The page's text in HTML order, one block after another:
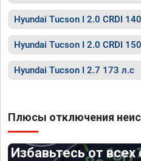
Hyundai Tucson I 2.0 CRDI
Hyundai Tucson I 2.0 CRDI
Hyundai Tucson I 2.7 173 л.с
Плюсы отключения
Избавьтесь от